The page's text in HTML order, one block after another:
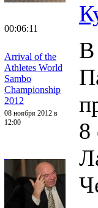
00:06:11
Arrival of the
Athletes World
Sambo
Championship
2012
08 ноября 2012 в
12:00
В
8